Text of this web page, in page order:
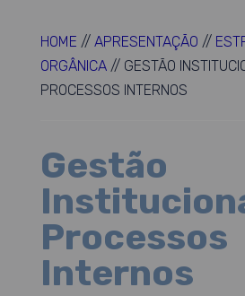
HOME // APRESENTAÇÃO //
ORGÂNICA// GESTÃO
PROCESSOS INTERNOS
Gestão
Processos
Internos